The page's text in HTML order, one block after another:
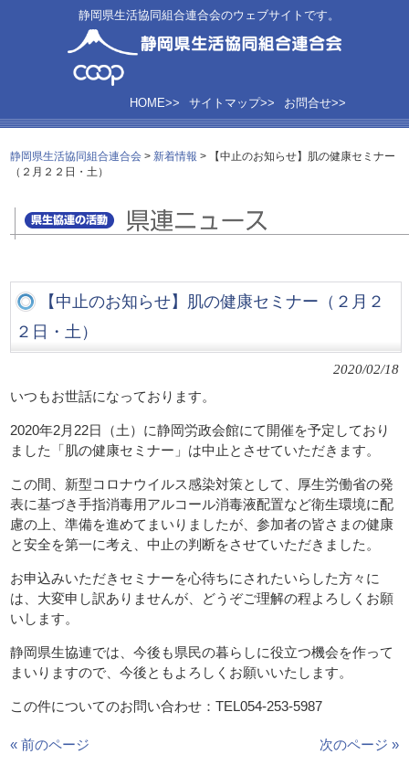
静岡県生活協同組合連合会のウェブサイトです。
お問合せ>>
サイトマップ>>
HOME>>
静岡県生活協同組合連合会 > 新着情報 >
【中止のお知らせ】肌の健康セミナー
（２月２２日・土）
【中止のお知らせ】肌の健康セミナー（２月２
２日・土）
2020/02/18
いつもお世話になっております。
2020年2月22日（土）に静岡労政会館にて開催を予定しており
ました「肌の健康セミナー」は中止とさせていただきます。
この間、新型コロナウイルス感染対策として、厚生労働省の発
表に基づき手指消毒用アルコール消毒液配置など衛生環境に配
慮の上、準備を進めてまいりましたが、参加者の皆さまの健康
と安全を第一に考え、中止の判断をさせていただきました。
お申込みいただきセミナーを心待ちにされたいらした方々に
は、大変申し訳ありませんが、どうぞご理解の程よろしくお願
いします。
静岡県生協連では、今後も県民の暮らしに役立つ機会を作って
まいりますので、今後ともよろしくお願いいたします。
この件についてのお問い合わせ：TEL054-253-5987
« 前のページ 次のページ »